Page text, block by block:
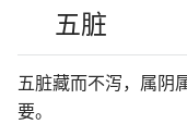
五脏
五脏藏而不泻，属阴
要。